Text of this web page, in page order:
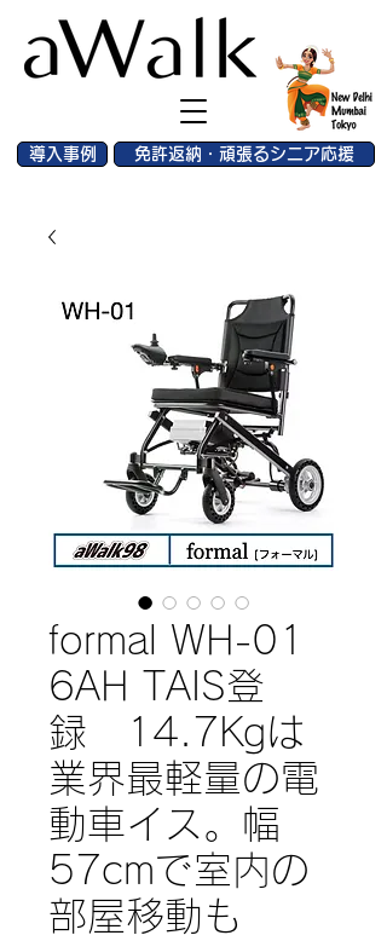
免許返納・頑張るシニア応援
導入事例
formal WH-01
6AH TAIS登
録 14.7Kgは
業界最軽量の電
動車イス。幅
57cmで室内の
部屋移動も